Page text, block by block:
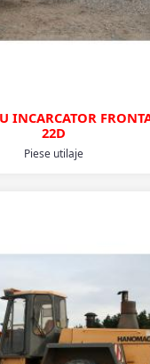
22D
Piese utilaje